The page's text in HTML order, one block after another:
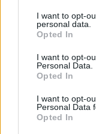
I want to opt-
personal data.
Opted In
I want to opt-
Personal Data.
Opted In
I want to opt-
Personal Data
Opted In
Το μαροκινό
Nolan, Yunkai
σκηνικό για
Από το «Lawrence
την «Οδύσσεια»